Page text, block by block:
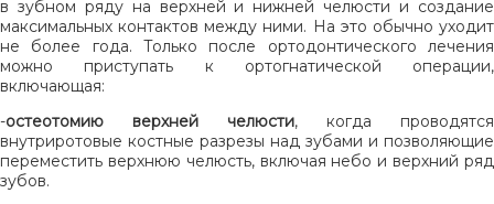
в зубном ряду на верхней и нижней челюсти и создание
максимальных контактов между ними. На это обычно уходит
не более года. Только после ортодонтического лечения
можно приступать к ортогнатической операции,
включающая:
-остеотомию верхней челюсти, когда проводятся
внутриротовые костные разрезы над зубами и позволяющие
переместить верхнюю челюсть, включая небо и верхний ряд
зубов.